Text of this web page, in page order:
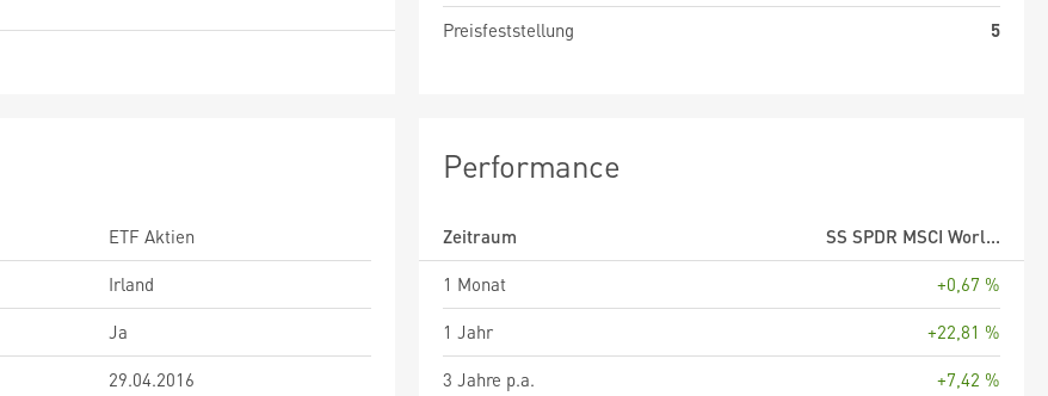
Preisfeststellung
5
ETF Aktien
Irland
Ja
29.04.2016
Performance
Zeitraum
SS SPDR MSCI Worl...
1 Monat
+0,67 %
1 Jahr
+22,81 %
3 Jahre p.a.
+7,42 %